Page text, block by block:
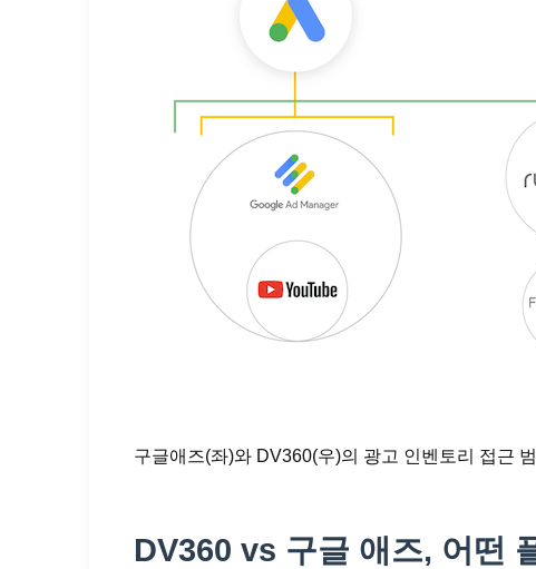
구글애즈(좌)와 DV360(우)의 광고 인벤토리 접근
DV360 vs 구글 애즈, 어떤